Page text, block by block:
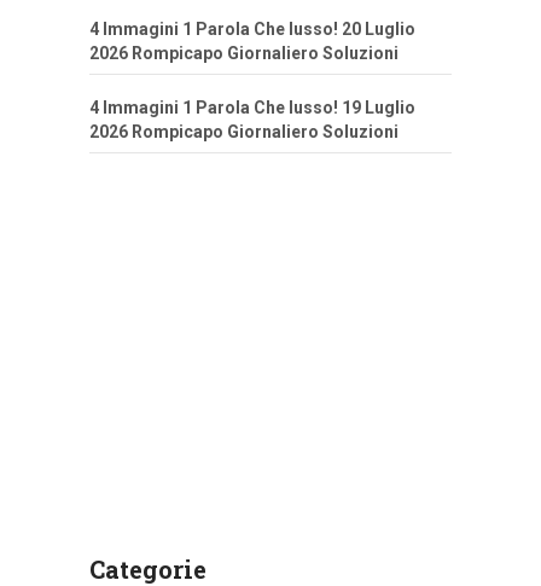
4 Immagini 1 Parola Che lusso! 20 Luglio
2026 Rompicapo Giornaliero Soluzioni
4 Immagini 1 Parola Che lusso! 19 Luglio
2026 Rompicapo Giornaliero Soluzioni
Categorie